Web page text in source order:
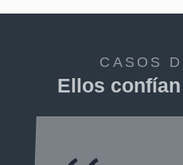
CASOS
Ellos